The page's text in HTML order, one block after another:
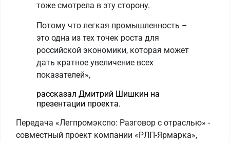
тоже смотрела в эту сторону.
Потому что легкая промышленность –
это одна из тех точек роста для
российской экономики, которая может
дать кратное увеличение всех
показателей»,
рассказал Дмитрий Шишкин на
презентации проекта.
Передача «Легпромэкспо: Разговор с отраслью» -
совместный проект компании «РЛП-Ярмарка»,